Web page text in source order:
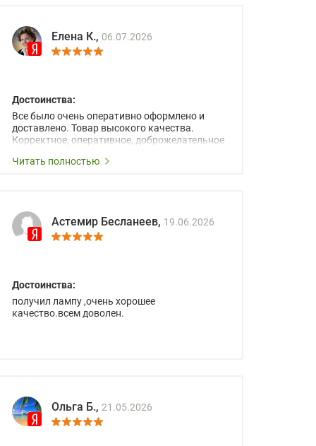
Елена К., 06.07.2026
Достоинства:
Все было очень оперативно оформлено и
доставлено. Товар высокого качества.
Корректное, оперативное, доброжелательное
Читать полностью
Астемир Бесланеев, 19.06.2026
Достоинства:
получил лампу ,очень хорошее
качество.всем доволен.
Ольга Б., 21.05.2026